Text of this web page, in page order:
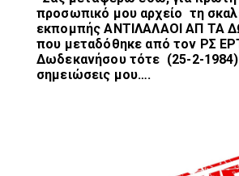
προσωπικό μου αρχείο τη
εκπομπής ΑΝΤΙΛΑΛΑΟΙ ΑΠ ΤΑ
που μεταδόθηκε από τον ΡΣ
Δωδεκανήσου τότε (25-2-1984)
σημειώσεις μου….